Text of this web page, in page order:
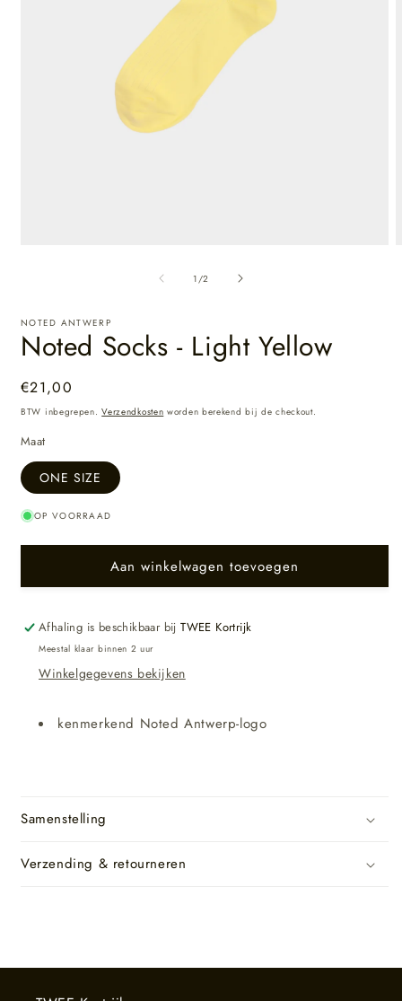
1 /van
2
NOTED ANTWERP
Noted Socks - Light Yellow
Normale
prijs
€21,00
BTW inbegrepen.Verzendkosten worden berekend bij de checkout.
Maat
ONE SIZE
OP VOORRAAD
Aan winkelwagen toevoegen
Afhaling is beschikbaar bijTWEE Kortrijk
Meestal klaar binnen 2 uur
Winkelgegevens bekijken
kenmerkend Noted Antwerp-logo
Samenstelling
Verzending & retourneren